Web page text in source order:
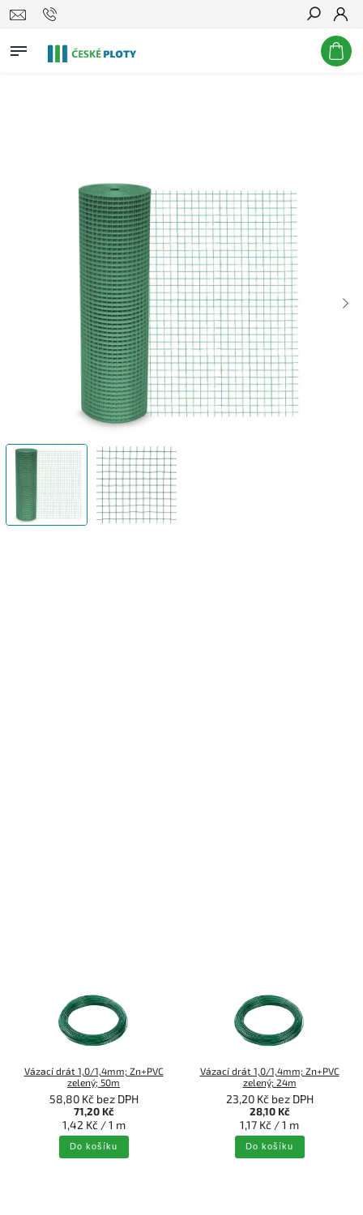
Vázací drát 1,0/1,4mm; Zn+PVC
zelený; 50m
58,80 Kč bez DPH
71,20 Kč
1,42 Kč / 1 m
Do košíku
Vázací drát 1,0/1,4mm; Zn+PVC
zelený; 24m
23,20 Kč bez DPH
28,10 Kč
1,17 Kč / 1 m
Do košíku